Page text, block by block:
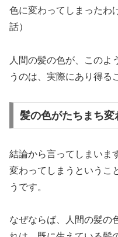
色に変わってしまった
話）
人間の髪の色が、このよ
うのは、実際にあり得る
髪の色がたちまち変
結論から言ってしまいま
変わってしまうというこ
うです。
なぜならば、人間の髪の